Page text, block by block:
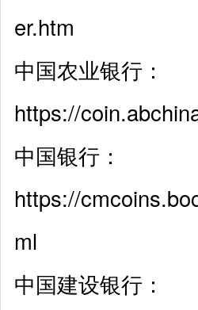
er.htm
中国农业银行：
https://
中国银行：
https://
ml
中国建设银行：